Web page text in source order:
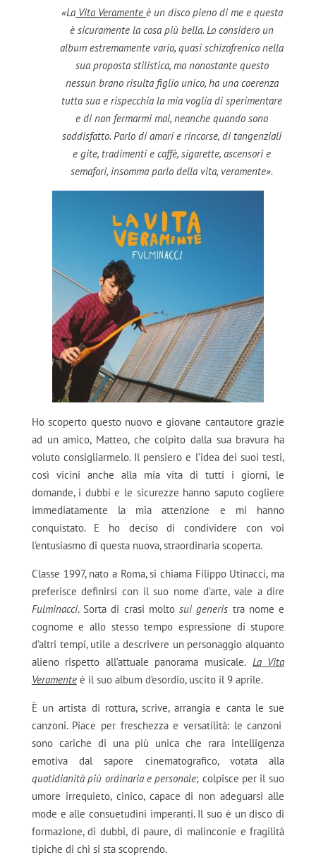
«LaVita Veramente è un disco pieno di me e questa
è sicuramente la cosa più bella. Lo considero un
album estremamente vario, quasi schizofrenico nella
sua proposta stilistica, ma nonostante questo
nessun brano risulta figlio unico, ha una coerenza
tutta sua e rispecchia la mia voglia di sperimentare
e di non fermarmi mai, neanche quando sono
soddisfatto. Parlo di amori e rincorse, di tangenziali
e gite, tradimenti e caffè, sigarette, ascensori e
semafori, insomma parlo della vita, veramente».
Ho scoperto questo nuovo e giovane cantautore grazie
ad un amico, Matteo, che colpito dalla sua bravura ha
voluto consigliarmelo. Il pensiero e l’idea dei suoi testi,
così vicini anche alla mia vita di tutti i giorni, le
domande, i dubbi e le sicurezze hanno saputo cogliere
immediatamente la mia attenzione e mi hanno
conquistato. E ho deciso di condividere con voi
l’entusiasmo di questa nuova, straordinaria scoperta.
Classe 1997, nato a Roma, si chiama Filippo Utinacci, ma
preferisce definirsi con il suo nome d’arte, vale a dire
Fulminacci. Sorta di crasi moltosui generis tra nome e
cognome e allo stesso tempo espressione di stupore
d’altri tempi, utile a descrivere un personaggio alquanto
alieno rispetto all’attuale panorama musicale. La Vita
Veramenteè il suo album d’esordio, uscito il 9 aprile.
È un artista di rottura, scrive, arrangia e canta le sue
canzoni. Piace per freschezza e versatilità: le canzoni
sono cariche di una più unica che rara intelligenza
emotiva dal sapore cinematografico, votata alla
quotidianità più ordinaria e personale; colpisce per il suo
umore irrequieto, cinico, capace di non adeguarsi alle
mode e alle consuetudini imperanti. Il suo è un disco di
formazione, di dubbi, di paure, di malinconie e fragilità
tipiche di chi si sta scoprendo.